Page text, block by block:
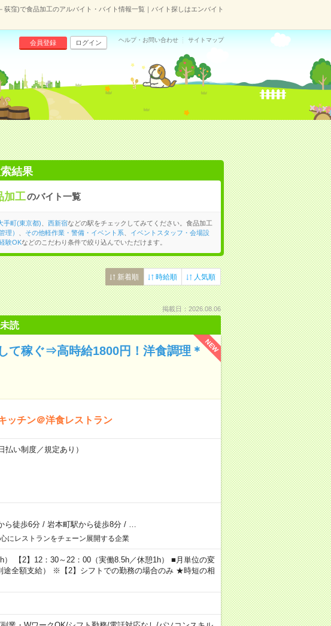
荻窪)で食品加工のアルバイト・バイト情報一覧｜バイト探しはエンバイト
会員登録 ログイン ヘルプ・お問い合わせ サイトマップ
結果
加工のバイト一覧
手町(東京都) 西新宿などの駅をチェックしてみてください。食品加工
理） その他軽作業・警備・イベント系
イベントスタッフ・会場設
験OKなどのこだわり条件で絞り込んでいただけます。
新着順 時給順 人気順
掲載日：2026.08.06
未読
NEW
て稼ぐ⇒高時給1800円！洋食調理＊
ッチン＠洋食レストラン
い制度／規定あり）
ら徒歩6分/ 岩本町駅から徒歩8分/
にレストランをチェーン展開する企業
） 【2】12：30～22：00（実働8.5h／休憩1h） ■月単位の変
途全額支給） ※【2】シフトでの勤務の場合のみ ★時短の相